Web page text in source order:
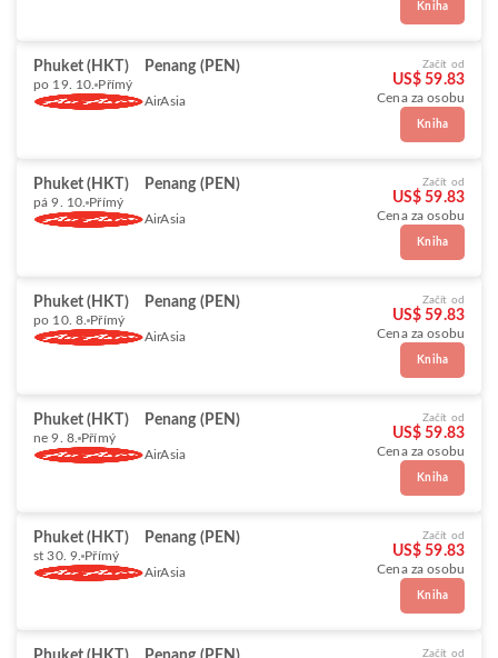
Kniha
Phuket (HKT) Penang (PEN)
po 19. 10. Přímý
AirAsia
Začít od
US$ 59.83
Cena za osobu
Kniha
Phuket (HKT) Penang (PEN)
pá 9. 10. Přímý
AirAsia
Začít od
US$ 59.83
Cena za osobu
Kniha
Phuket (HKT) Penang (PEN)
po 10. 8. Přímý
AirAsia
Začít od
US$ 59.83
Cena za osobu
Kniha
Phuket (HKT) Penang (PEN)
ne 9. 8. Přímý
AirAsia
Začít od
US$ 59.83
Cena za osobu
Kniha
Phuket (HKT) Penang (PEN)
st 30. 9. Přímý
AirAsia
Začít od
US$ 59.83
Cena za osobu
Kniha
Začít od